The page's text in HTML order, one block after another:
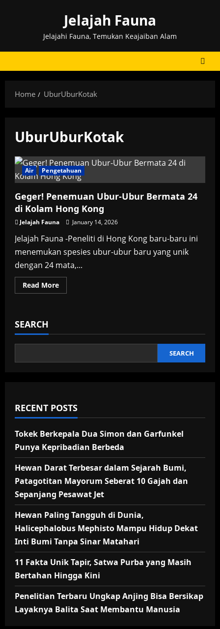
Jelajah Fauna
Jelajahi Fauna, Temukan Keajaiban Alam
Home UburUburKotak
UburUburKotak
Air Pengetahuan
Geger! Penemuan Ubur-Ubur Bermata 24
di Kolam Hong Kong
Jelajah Fauna January 14, 2026
Jelajah Fauna -Peneliti di Hong Kong baru-baru ini
menemukan spesies ubur-ubur baru yang unik
dengan 24 mata,...
Read MoreRead
more
Bermata
di
Hong
SEARCH
SEARCH
RECENT POSTS
Tokek Berkepala Dua Simon dan Garfunkel
Punya Kepribadian Berbeda
Hewan Darat Terbesar dalam Sejarah Bumi,
Patagotitan Mayorum Seberat 10 Gajah dan
Sepanjang Pesawat Jet
Hewan Paling Tangguh di Dunia,
Halicephalobus Mephisto Mampu Hidup Dekat
Inti Bumi Tanpa Sinar Matahari
11 Fakta Unik Tapir, Satwa Purba yang Masih
Bertahan Hingga Kini
Penelitian Terbaru Ungkap Anjing Bisa Bersikap
Layaknya Balita Saat Membantu Manusia